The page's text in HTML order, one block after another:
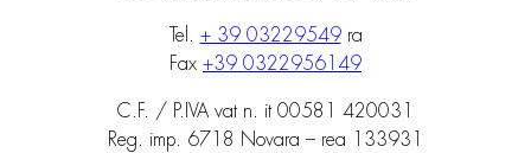
Tel. + 39 03229549ra
Fax +39 0322956149
C.F. / P.IVA vat n. it 00581 420031
Reg. imp. 6718 Novara – rea 133931